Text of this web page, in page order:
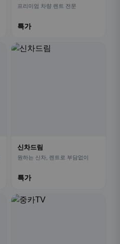
프리미엄 차량 렌트 전문
특가
신차드림
원하는 신차, 렌트로 부담없이
특가